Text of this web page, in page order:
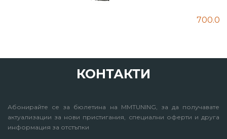
КОНТАКТИ
Абонирайте се за бюлетина на MMTUNING, за да получавате
актуализации за нови пристигания, специални оферти и друга
информация за отстъпки